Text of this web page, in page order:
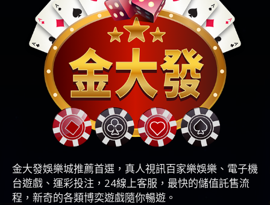
金大發娛樂城推薦首選，真人視訊百家樂娛樂、電子機
台遊戲、運彩投注，24線上客服，最快的儲值託售流
程，新奇的各類博奕遊戲隨你暢遊。